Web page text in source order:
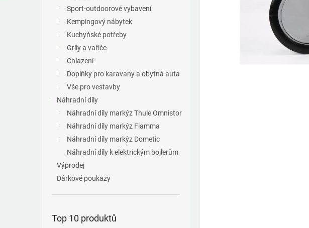
Sport-outdoorové vybavení
Kempingový nábytek
Kuchyňské potřeby
Grily a vařiče
Chlazení
Doplňky pro karavany a obytná auta
Vše pro vestavby
Náhradní díly
Náhradní díly markýz Thule Omnistor
Náhradní díly markýz Fiamma
Náhradní díly markýz Dometic
Náhradní díly k elektrickým bojlerům
Výprodej
Dárkové poukazy
Top 10 produktů